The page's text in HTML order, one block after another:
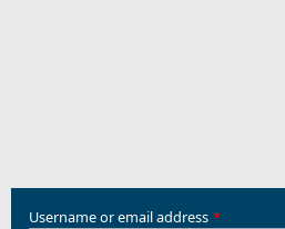
Username or email address